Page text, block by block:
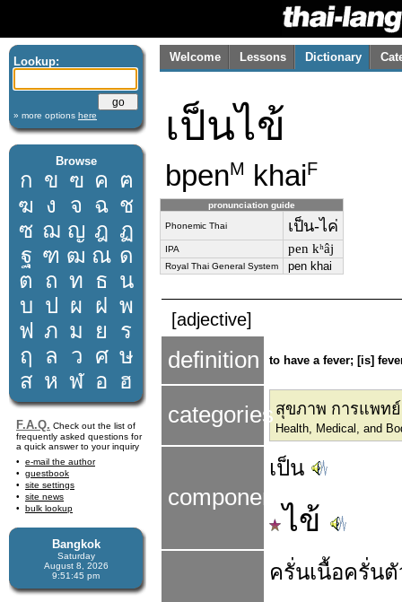
Lookup:
» more options here
Browse
ก ข ฃ ค ฅ
ฆ ง จ ฉ ช
ซ ฌ ญ ฎ ฏ
ฐ ฑ ฒ ณ ด
ต ถ ท ธ น
บ ป ผ ฝ พ
ฟ ภ ม ย
ร
ฤ
ล ว ศ ษ
ส ห ฬ อ ฮ
F.A.Q. Check out the list of
frequently asked questions for
a quick answer to your inquiry
e-mail the author
guestbook
site settings
site news
bulk lookup
Bangkok
Saturday
August 8, 2026
9:51:45 pm
Welcome Lessons Dictionary
เป็นไข้
bpenM khaiF
pronunciation guide
Phonemic Thai เป็น-ไค่
IPA pen kʰâj
Royal Thai General System pen khai
[adjective]
definition to have a fever; [is]
categories สุขภาพ การแพทย์
Health, Medical, and
components
เป็น
ไข้
ครั่นเนื้อครั่น